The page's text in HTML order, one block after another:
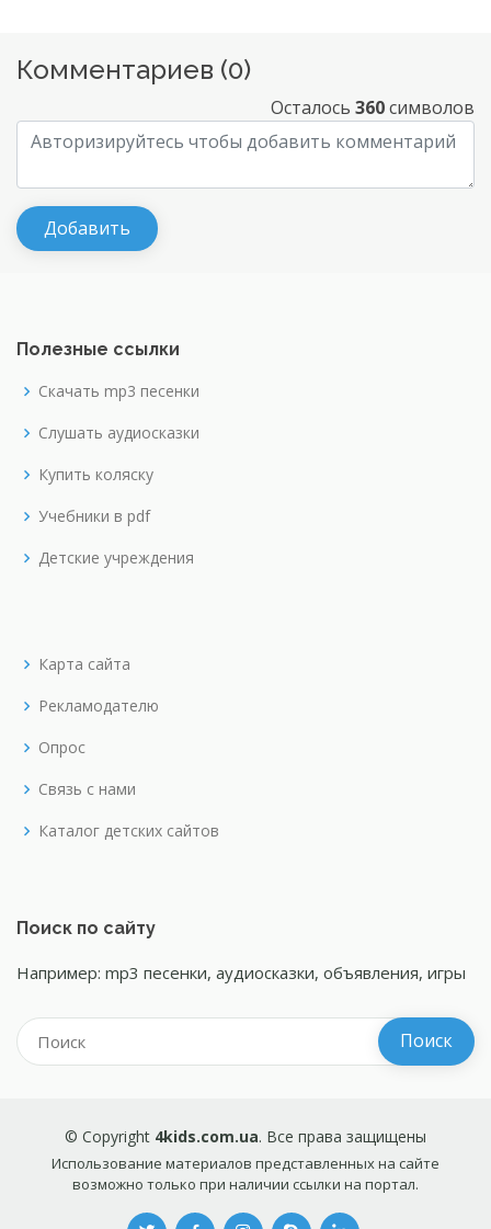
Комментариев (0)
Осталось 360символов
Полезные ссылки
Скачать mp3 песенки
Слушать аудиосказки
Купить коляску
Учебники в pdf
Детские учреждения
Карта сайта
Рекламодателю
Опрос
Связь с нами
Каталог детских сайтов
Поиск по сайту
Например: mp3 песенки, аудиосказки, объявления, игры
© Copyright 4kids.com.ua. Все права защищены
Использование материалов представленных на сайте
возможно только при наличии ссылки на портал.